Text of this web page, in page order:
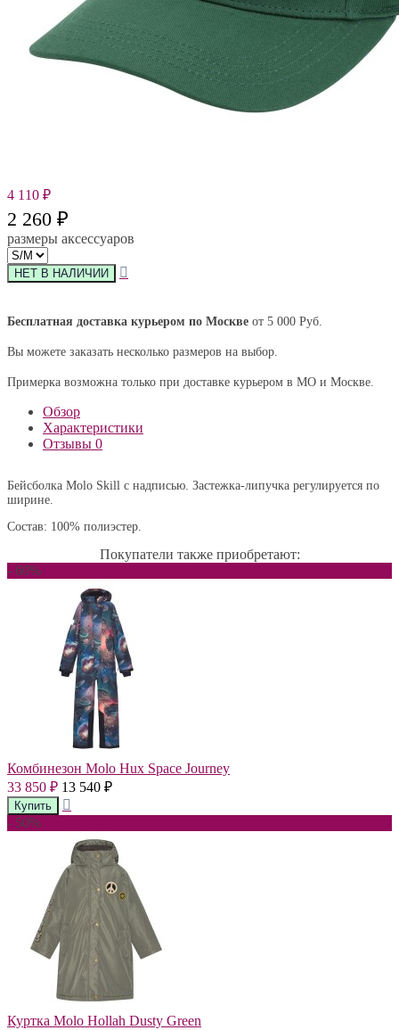
4 110 ₽
2 260 ₽
размеры аксессуаров
Бесплатная доставка курьером по Москве от 5 000 Руб.
Вы можете заказать несколько размеров на выбор.
Примерка возможна только при доставке курьером в МО и Москве.
Обзор
Характеристики
Отзывы 0
Бейсболка Molo Skill с надписью. Застежка-липучка регулируется по
ширине.
Состав: 100% полиэстер.
Покупатели также приобретают:
- 60%
Комбинезон Molo Hux Space Journey
33 850 ₽ 13 540 ₽
- 50%
Куртка Molo Hollah Dusty Green